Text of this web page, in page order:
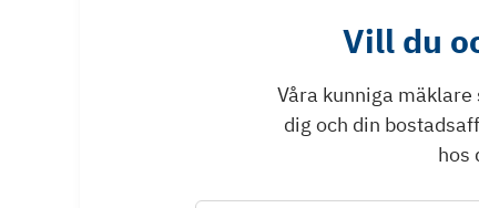
Vill du
Våra kunniga
dig och din
hos